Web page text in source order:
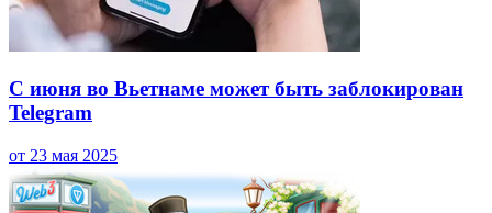
С июня во Вьетнаме может быть заблокирован
Telegram
от 23 мая 2025